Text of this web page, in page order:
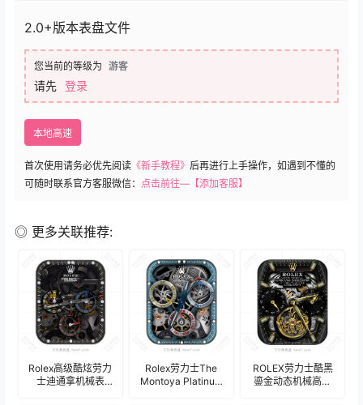
2.0+版本表盘文件
您当前的等级为 游客
请先 登录
本地高速
首次使用请务必优先阅读 《新手教程》 后再进行上手操作，如遇到不懂的
可随时联系官方客服微信： 点击前往—【添加客服】
◎ 更多关联推荐:
Rolex高级酷炫劳力
士迪通拿机械表
Rolex劳力士The
Montoya Platinum
ROLEX劳力士酷黑
鎏金动态机械高级